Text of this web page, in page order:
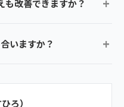
も改善できますか？
いますか？
ろ）